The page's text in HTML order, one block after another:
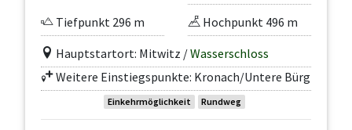
Tiefpunkt 296 m
Hochpunkt 496 m
Hauptstartort: Mitwitz /Wasserschloss
Weitere Einstiegspunkte: Kronach/Untere Bürg
Einkehrmöglichkeit Rundweg